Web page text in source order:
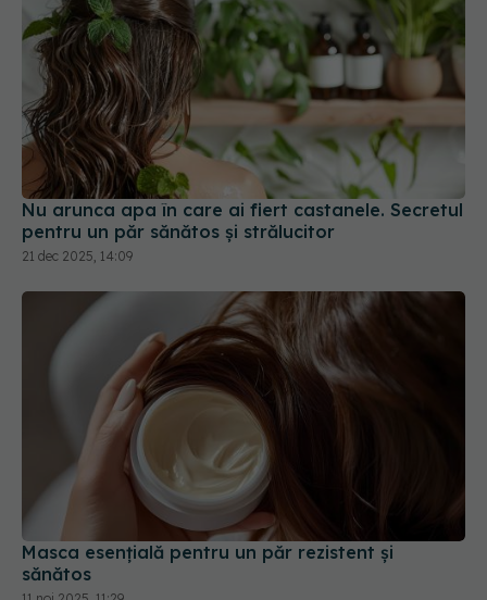
Nu arunca apa în care ai fiert castanele. Secretul
pentru un păr sănătos și strălucitor
21 dec 2025, 14:09
Masca esențială pentru un păr rezistent și
sănătos